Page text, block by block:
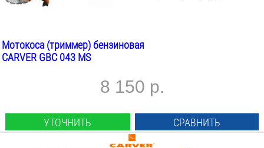
Мотокоса (триммер) бензиновая
CARVER GBC 043 MS
8 150 р.
УТОЧНИТЬ СРАВНИТЬ